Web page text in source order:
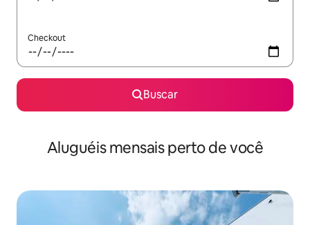
Checkout
Buscar
Aluguéis mensais perto de você